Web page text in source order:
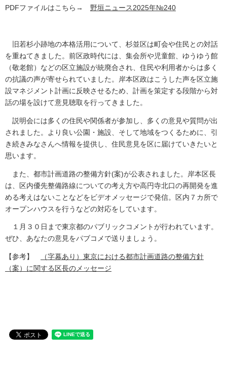
PDFファイルはこちら→ 野垣ニュース2025年№240
旧若杉小跡地の本格活用について、杉並区は町会や住民との対話
を重ねてきました。前区政時代には、集会所や児童館、ゆうゆう館
（敬老館）などの区立施設が統廃合され、住民や利用者からは多く
の抗議の声が寄せられていました。岸本区政はこうした声を区立施
設マネジメント計画に反映させるため、計画を策定する段階から対
話の場を設けて意見聴取を行ってきました。
説明会には多くの住民や関係者が参加し、多くの意見や質問が出
されました。より良い公園・施設、そして地域をつくるために、引
き続きみなさんへ情報を提供し、住民意見を区に届けていきたいと
思います。
また、都市計画道路の整備方針(案)が公表されました。岸本区長
は、区内優先整備路線についての考え方や高円寺北口の再開発を進
める考えはないことなどをビデオメッセージで発信。区内７カ所で
オープンハウスを行うなどの対応をしています。
１月３０日まで東京都のパブリックコメントが行われています。
ぜひ、あなたの意見をパブコメで送りましょう。
【参考】
（字幕あり）東京における都市計画道路の整備方針
（案）に関する区長のメッセージ